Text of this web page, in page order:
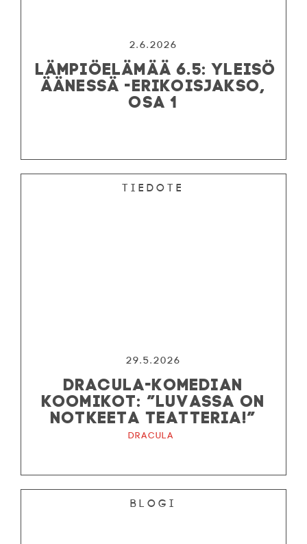
2.6.2026
LÄMPIÖELÄMÄÄ 6.5: YLEISÖ
ÄÄNESSÄ -ERIKOISJAKSO,
OSA 1
Tiedote
29.5.2026
DRACULA-KOMEDIAN
KOOMIKOT: ”LUVASSA ON
NOTKEETA TEATTERIA!”
Dracula
Blogi